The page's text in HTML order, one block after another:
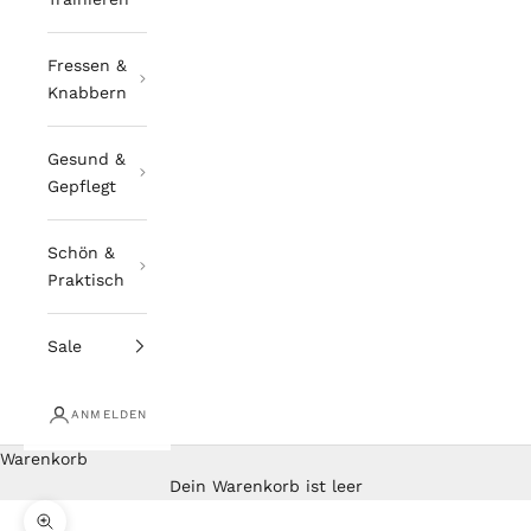
Fressen &
Knabbern
Gesund &
Gepflegt
Schön &
Praktisch
Sale
ANMELDEN
Warenkorb
Dein Warenkorb ist leer